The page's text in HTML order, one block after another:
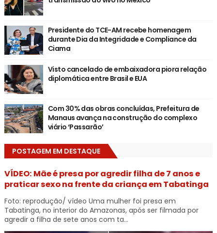
Presidente do TCE-AM recebe homenagem
durante Dia da Integridade e Compliance da
Ciama
Visto cancelado de embaixadora piora relação
diplomática entre Brasil e EUA
Com 30% das obras concluídas, Prefeitura de
Manaus avança na construção do complexo
viário ‘Passarão’
POSTAGEM EM DESTAQUE
VÍDEO: Mãe é presa por agredir filha de 7 anos e
praticar sexo na frente da criança em Tabatinga
Foto: reprodução/ vídeo Uma mulher foi presa em
Tabatinga, no interior do Amazonas, após ser filmada por
agredir a filha de sete anos com ta...